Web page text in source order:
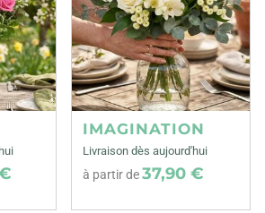
IMAGINATION
Livraison dès aujourd'hui
à partir de37,90 €